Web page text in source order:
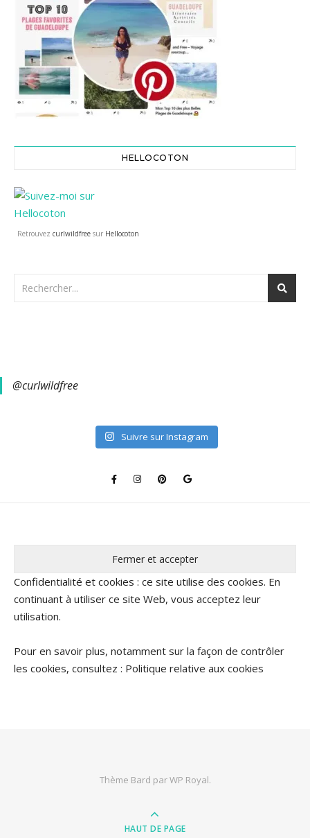
HELLOCOTON
Retrouvez curlwildfree sur Hellocoton
@curlwildfree
Suivre sur Instagram
Confidentialité et cookies : ce site utilise des cookies. En
continuant à utiliser ce site Web, vous acceptez leur
utilisation.
Pour en savoir plus, notamment sur la façon de contrôler
les cookies, consultez : Politique relative aux cookies
Thème Bard parWP Royal.
HAUT DE PAGE